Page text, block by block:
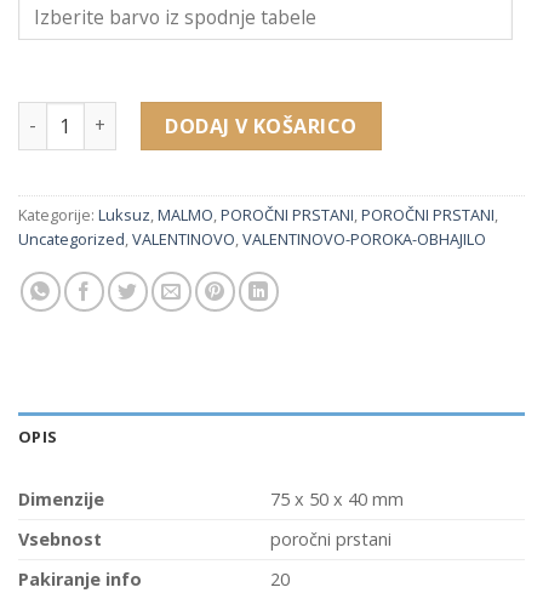
13905 embalaža za poročne prstane (75 x 50 x 40 mm)
DODAJ V KOŠARICO
Kategorije: Luksuz MALMO POROČNI PRSTANI POROČNI PRSTANI
Uncategorized VALENTINOVO VALENTINOVO-POROKA-OBHAJILO
OPIS
Dimenzije
75 x 50 x 40 mm
Vsebnost
poročni prstani
Pakiranje info
20